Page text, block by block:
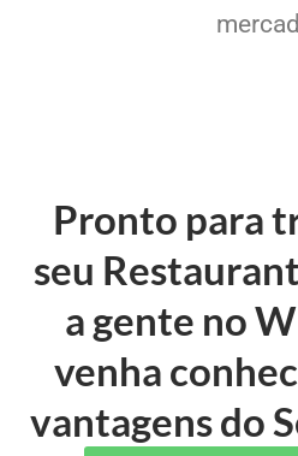
Pronto para
seu
a gente no
venha
vantagens do